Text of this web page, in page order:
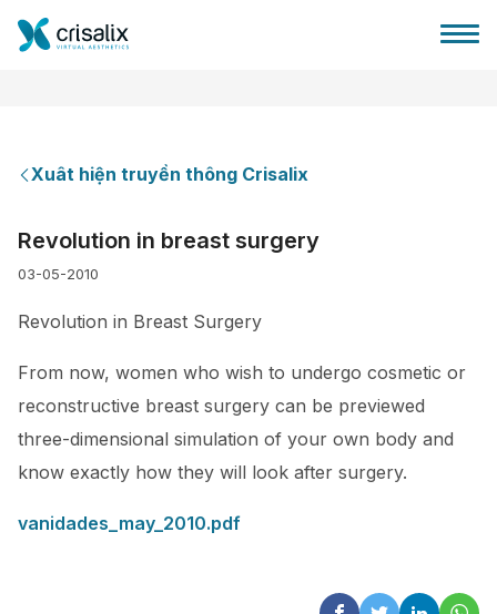
Đánh giá của bệnh nhân
Xuât hiện truyền thông Crisalix
Revolution in breast surgery
03-05-2010
Revolution in Breast Surgery
From now, women who wish to undergo cosmetic or
reconstructive breast surgery can be previewed
three-dimensional simulation of your own body and
know exactly how they will look after surgery.
vanidades_may_2010.pdf